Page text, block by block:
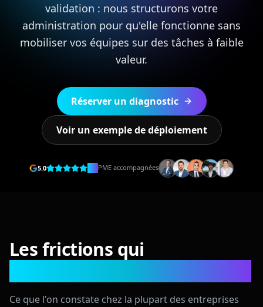
validation : nous structurons votre
administration pour qu'elle fonctionne sans
mobiliser vos équipes sur des tâches à faible
valeur.
Réserver un diagnostic
Voir un exemple de déploiement
5.0 PME accompagnées
Les frictions qui
Ce que l'on constate chez la plupart des entreprises